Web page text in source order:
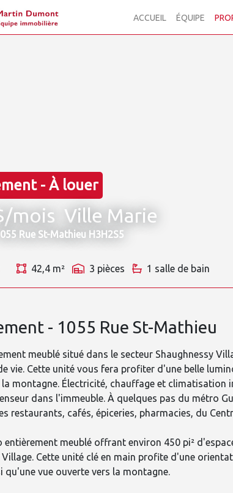
ACCUEIL ÉQUIPE
- À louer
mois Ville Marie
Rue St-Mathieu H3H2S5
42,4 m² 3 pièces 1 salle de bain
- 1055 Rue St-Mathieu
meublé situé dans le secteur Shaughnessy
vie. Cette unité vous fera profiter d'une belle
la montagne. Électricité, chauffage et climatisation
dans l'immeuble. À quelques pas du métro
restaurants, cafés, épiceries, pharmacies, du
meublé offrant environ 450 pi²
Village. Cette unité clé en main profite d'une
qu'une vue ouverte vers la montagne.